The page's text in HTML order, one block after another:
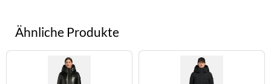
Ähnliche Produkte